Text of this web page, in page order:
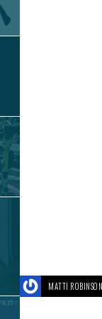
MATTI ROBINSON